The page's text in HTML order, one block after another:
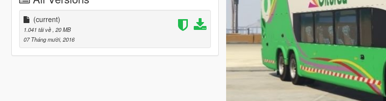
(current)
1.041 tải về , 20 MB
07 Tháng mười, 2016